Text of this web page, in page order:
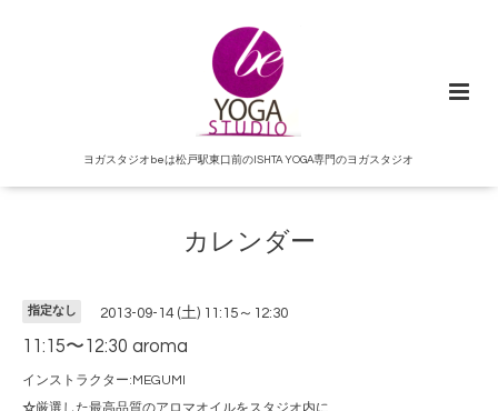
ヨガスタジオbeは松戸駅東口前のISHTA YOGA専門のヨガスタジオ
カレンダー
指定なし 2013-09-14 (土) 11:15～12:30
11:15〜12:30 aroma
インストラクター:MEGUMI